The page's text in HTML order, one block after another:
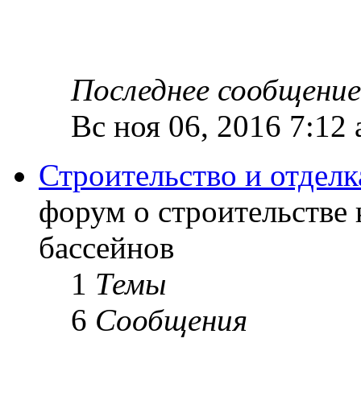
Последнее сообщение
Вс ноя 06, 2016 7:12
Строительство и
форум о
бассейнов
1 Темы
6 Сообщения